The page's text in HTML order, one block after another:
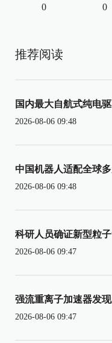
0 0
推荐阅读
国内最大自航式纯电
2026-08-06 09:48
中国机器人适配全球
2026-08-06 09:48
科研人员确证新型粒
2026-08-06 09:47
强流重离子加速器发
2026-08-06 09:47